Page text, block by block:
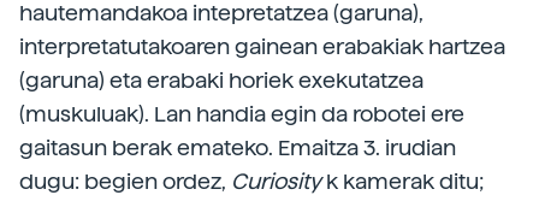
hautemandakoa intepretatzea (garuna),
interpretatutakoaren gainean erabakiak hartzea
(garuna) eta erabaki horiek exekutatzea
(muskuluak). Lan handia egin da robotei ere
gaitasun berak emateko. Emaitza 3. irudian
dugu: begien ordez, Curiosityk kamerak ditu;